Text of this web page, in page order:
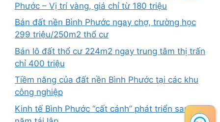
Phước – Vị trí vàng, giá chỉ từ 180 triệu
Bán đất nền Bình Phước ngay chợ, trường học
299 triệu/250m2 thổ cư
Bán lô đất thổ cư 224m2 ngay trung tâm thị trấn
chỉ 400 triệu
Tiềm năng của đất nền Bình Phước tại các khu
công nghiệp
Kinh tế Bình Phước “cất cánh” phát triển sau 25